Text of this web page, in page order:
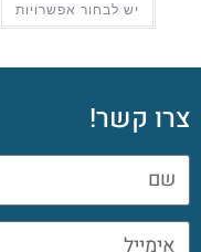
יש לבחור אפשרויות
צרו קשר!